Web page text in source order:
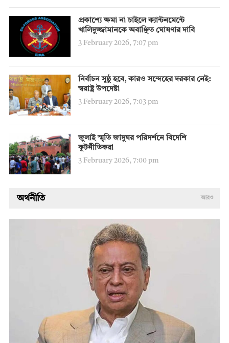
প্রকাশ্যে ক্ষমা না চাইলে ক্যান্টনমেন্টে
খালিদুজ্জামানকে অবাঞ্ছিত ঘোষণার দাবি
3 February 2026, 7:07 pm
নির্বাচন সুষ্ঠু হবে, কারও সন্দেহের দরকার নেই:
স্বরাষ্ট্র উপদেষ্টা
3 February 2026, 7:03 pm
জুলাই স্মৃতি জাদুঘর পরিদর্শনে বিদেশি
কূটনীতিকরা
3 February 2026, 7:00 pm
অর্থনীতি আরও